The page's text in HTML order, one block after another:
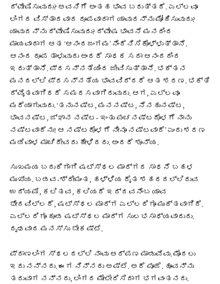
ದ್ವೇಷಿಸುವುದು? ಅವನಿಗೆ ಅಂತಹ ಭಾವ ಬರುತ್ತದೆ. ಎಲ್ಲವೂ
ಲಿಂಗದ ವಿಸ್ತಾರವಾದ ರೂಪವಾದಾಗ ಯಾವುದನ್ನು ಮೋಹಿಸುವುದು?
ಯಾವುದನ್ನು ದ್ವೇಷಿಸುವುದು? ದ್ವೇಷ ಭಾವನೆ ಮನದಿಂದ
ಮಾಯವಾದಾಗ ಆತ ‘ಆನಂದಜಂಗಮ’ ನೆಂದೆನಿಸಿಕೊಳ್ಳುತ್ತಾನೆ.
ಆನಂದ ರೂಪ ತಾಳುವುದು ಅಂದರೆ ಸಾಧಕ ಸದಾ ಆನಂದದಿಂದ
ಇರುತ್ತಾನೆ. ಪ್ರಸನ್ನತೆಯಿಂದ ಜೀವಿಸುತ್ತಾನೆ. ಭಕ್ತನ
ಮನದಲ್ಲಿ ಪ್ರಸನ್ನತೆಯ ಭಾವವಿದ್ದರೆ ಆತ ಶರಣ. ಭಕ್ತಿ
ದ್ವೈತವಾಗಿರದೆ ಸಮರಸವಾಗಿರುವುದು. ಆಗ, ಎಲ್ಲವೂ
ಮರೆಯಾಗುವುದು. ‘ತನುನಷ್ಟ, ಮನನಷ್ಟ, ನೆನಹುನಷ್ಟ,
ಭಾವನಷ್ಟ, ಜ್ಞಾನ ನಷ್ಟ- ಇಂತು ಪಂಚನಷ್ಟದೊಳಗೆ ನಾನು
ನಷ್ಟವಾದೆನು! ಆ ನಷ್ಟದೊಳಗೆ ನೀನೂ ನಷ್ಟವಾದೆ’ ಎಂದು ಶರಣ
ಮಡಿವಾಳ ಮಾಚಿದೇವರು ಹೇಳಿದರು. ಅಂದರೆ ಶೂನ್ಯ.
ಸುಖಮಯ ಬದುಕಿಗಾಗಿ ಷಟ್ಸ್ಥಲ ಮಾರ್ಗದ ಸಾಧನೆ ಬಹಳ
ಮುಖ್ಯ. ಬಡವ-ಶ್ರೀಮಂತ, ಹಳ್ಳಿಯ ರೈತ ಶಹರದಲ್ಲಿರುವ
ಉದ್ಯಮಿ, ಕಲಿತವ, ಕಲಿಯದೆ ಇದ್ದವನೆಂಬ ಯಾವ
ಭೇದವಿಲ್ಲದೆ, ಷಟ್ಸ್ಥಲ ಮಾರ್ಗ ಎಲ್ಲರಿಗೂ ಮುಕ್ತವಾಗಿದೆ.
ಎಲ್ಲರಿಗೂ ಕೂಡ ಷಟ್ಸ್ಥಲ ಮಾರ್ಗ ಸುಲಭಸಾಧ್ಯವಾದುದು.
ದೃಢವಾದ ಮನಸ್ಸು ಬೇಕಷ್ಟೆ.
ಪ್ರಾಣಲಿಂಗ ಸ್ಥಲದಲ್ಲಿ ನಾವು ಅರ್ಪಣ ಮಾಡುವೆವು. ಮೊದಲು
ಇದು ನನ್ನದು. ಈಗ ನಿನ್ನದು ಅಷ್ಟೆ. ಅದೆ ಪೂಜೆ. ಹೂವನ್ನು
ತರುವಾಗ ನನ್ನದು, ಲಿಂಗದ ಮೇಲೇರಿಸಿದಾಗ ಭಗವಂತನದು.